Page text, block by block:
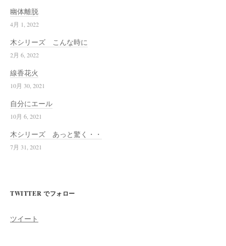
幽体離脱
4月 1, 2022
木シリーズ こんな時に
2月 6, 2022
線香花火
10月 30, 2021
自分にエール
10月 6, 2021
木シリーズ あっと驚く・・
7月 31, 2021
TWITTER でフォロー
ツイート